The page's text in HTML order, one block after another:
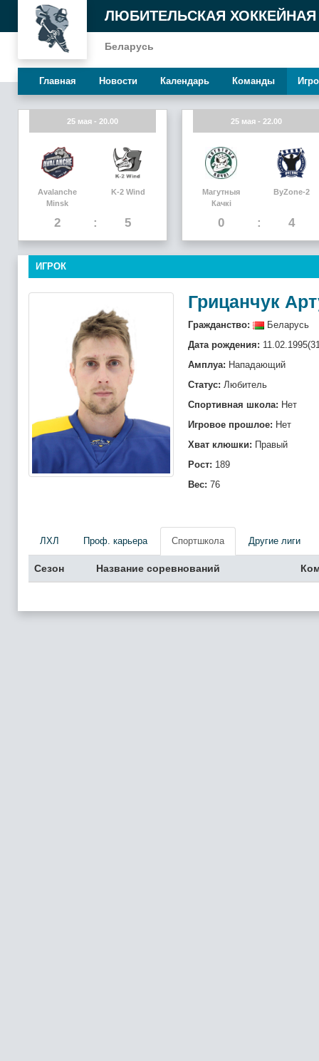
ЛЮБИТЕЛЬСКАЯ ХОККЕЙНАЯ
Беларусь
Главная Новости Календарь Команды
25 мая - 20.00
Avalanche
Minsk
2
K-2 Wind
5
25 мая - 22.00
Магутныя
Качкi
0
ByZone-2
4
ИГРОК
Грицанчук
Гражданство:
Беларусь
Дата рождения:
Амплуа: Нападающий
Статус: Любитель
Спортивная школа: Нет
Игровое прошлое: Нет
Хват клюшки: Правый
Рост: 189
Вес: 76
ЛХЛ Проф. карьера Спортшкола Другие лиги
Сезон Название соревнований